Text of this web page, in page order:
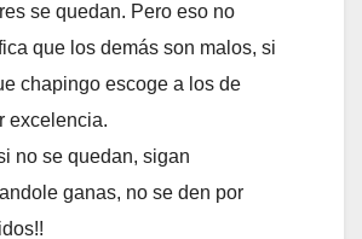
se quedan. Pero eso no
que los demás son malos, si
chapingo escoge a los de
excelencia.
no se quedan, sigan
ganas, no se den por